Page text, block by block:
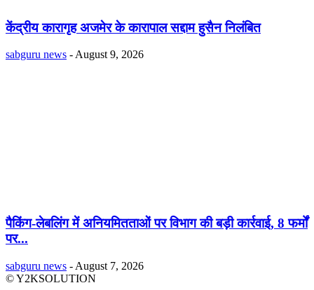
केंद्रीय कारागृह अजमेर के कारापाल सद्दाम हुसैन निलंबित
sabguru news - August 9, 2026
पैकिंग-लेबलिंग में अनियमितताओं पर विभाग की बड़ी कार्रवाई, 8 फर्मों
पर...
sabguru news - August 7, 2026
© Y2KSOLUTION